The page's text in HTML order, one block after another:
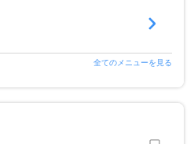
全てのメニューを見る